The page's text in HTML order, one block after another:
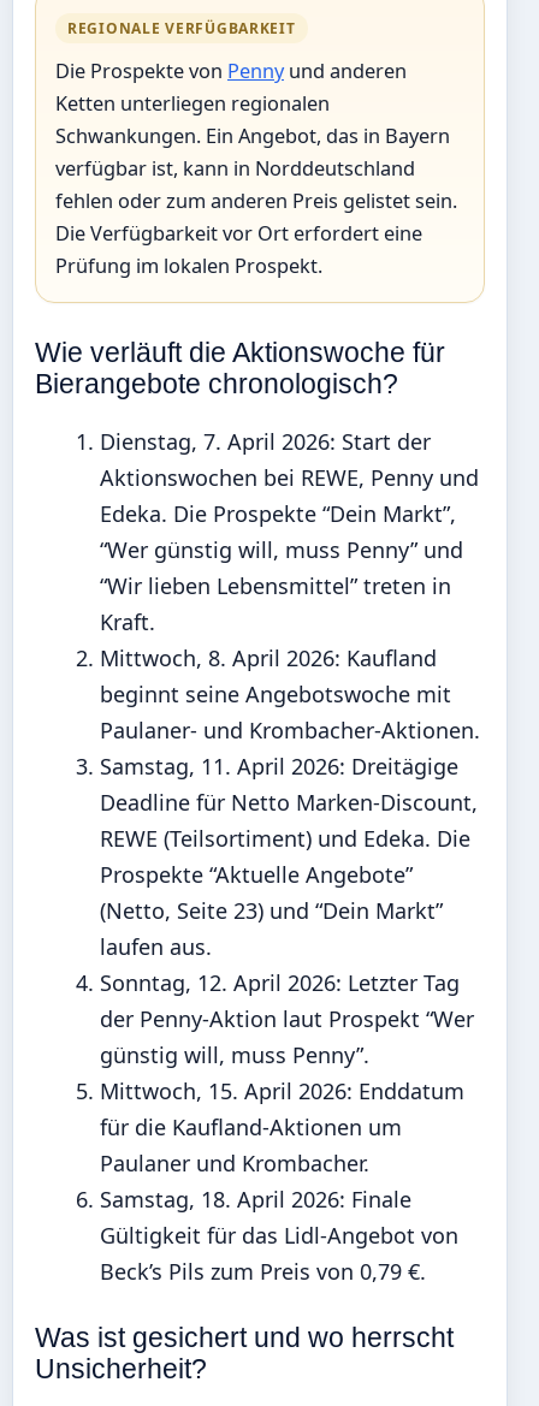
REGIONALE VERFÜGBARKEIT
Die Prospekte von Pennyund anderen
Ketten unterliegen regionalen
Schwankungen. Ein Angebot, das in Bayern
verfügbar ist, kann in Norddeutschland
fehlen oder zum anderen Preis gelistet sein.
Die Verfügbarkeit vor Ort erfordert eine
Prüfung im lokalen Prospekt.
Wie verläuft die Aktionswoche für
Bierangebote chronologisch?
Dienstag, 7. April 2026: Start der
Aktionswochen bei REWE, Penny und
Edeka. Die Prospekte “Dein Markt”,
“Wer günstig will, muss Penny” und
“Wir lieben Lebensmittel” treten in
Kraft.
Mittwoch, 8. April 2026: Kaufland
beginnt seine Angebotswoche mit
Paulaner- und Krombacher-Aktionen.
Samstag, 11. April 2026: Dreitägige
Deadline für Netto Marken-Discount,
REWE (Teilsortiment) und Edeka. Die
Prospekte “Aktuelle Angebote”
(Netto, Seite 23) und “Dein Markt”
laufen aus.
Sonntag, 12. April 2026: Letzter Tag
der Penny-Aktion laut Prospekt “Wer
günstig will, muss Penny”.
Mittwoch, 15. April 2026: Enddatum
für die Kaufland-Aktionen um
Paulaner und Krombacher.
Samstag, 18. April 2026: Finale
Gültigkeit für das Lidl-Angebot von
Beck’s Pils zum Preis von 0,79 €.
Was ist gesichert und wo herrscht
Unsicherheit?